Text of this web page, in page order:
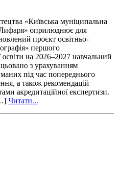
«Київська муніципальна
оприлюднює для
проєкт освітньо-
першого
на 2026–2027 навчальний
з урахуванням
під час попереднього
а також рекомендацій
акредитаційної експертизи.
Читати...